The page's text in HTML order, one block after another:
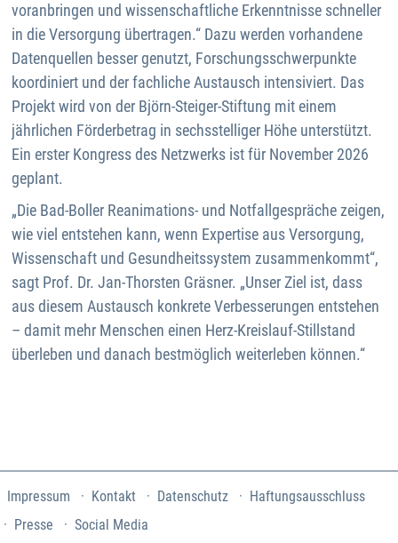
voranbringen und wissenschaftliche Erkenntnisse schneller
in die Versorgung übertragen.“ Dazu werden vorhandene
Datenquellen besser genutzt, Forschungsschwerpunkte
koordiniert und der fachliche Austausch intensiviert. Das
Projekt wird von der Björn-Steiger-Stiftung mit einem
jährlichen Förderbetrag in sechsstelliger Höhe unterstützt.
Ein erster Kongress des Netzwerks ist für November 2026
geplant.
„Die Bad-Boller Reanimations- und Notfallgespräche zeigen,
wie viel entstehen kann, wenn Expertise aus Versorgung,
Wissenschaft und Gesundheitssystem zusammenkommt“,
sagt Prof. Dr. Jan-Thorsten Gräsner. „Unser Ziel ist, dass
aus diesem Austausch konkrete Verbesserungen entstehen
– damit mehr Menschen einen Herz-Kreislauf-Stillstand
überleben und danach bestmöglich weiterleben können.“
Impressum Kontakt Datenschutz
Haftungsausschluss
Presse
Social Media